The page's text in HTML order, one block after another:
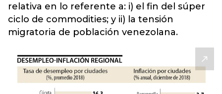
relativa en lo referente a: i) el fin del súper
ciclo de commodities; y ii) la tensión
migratoria de población venezolana.